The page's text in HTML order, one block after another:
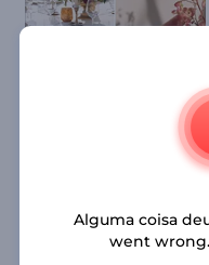
Alguma coisa
went